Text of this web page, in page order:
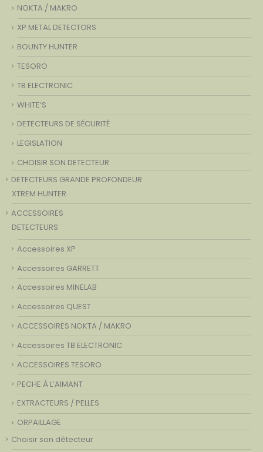
NOKTA / MAKRO
XP METAL DETECTORS
BOUNTY HUNTER
TESORO
TB ELECTRONIC
WHITE’S
DETECTEURS DE SÉCURITÉ
LEGISLATION
CHOISIR SON DETECTEUR
DETECTEURS GRANDE PROFONDEUR
XTREM HUNTER
ACCESSOIRES
DETECTEURS
Accessoires XP
Accessoires GARRETT
Accessoires MINELAB
Accessoires QUEST
ACCESSOIRES NOKTA / MAKRO
Accessoires TB ELECTRONIC
ACCESSOIRES TESORO
PECHE À L’AIMANT
EXTRACTEURS / PELLES
ORPAILLAGE
Choisir son détecteur